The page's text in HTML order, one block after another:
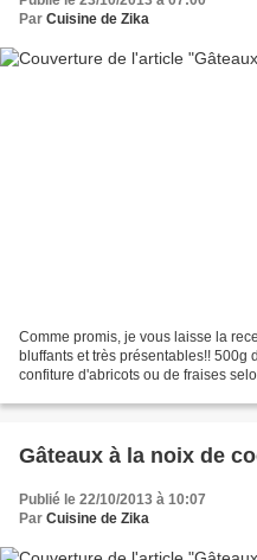
Par Cuisine de Zika
Comme promis, je vous laisse la
bluffants et très présentables!! 500g
confiture d'abricots ou de fraises
Gâteaux à la noix de
Publié le 22/10/2013 à 10:07
Par Cuisine de Zika